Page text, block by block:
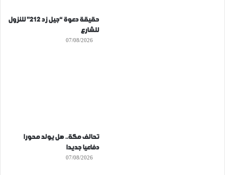
حقيقة دعوة “جيل زد 212” للنزول
للشارع
07/08/2026
تحالف مكة.. هل يولد محورا
دفاعيا جديدا
07/08/2026